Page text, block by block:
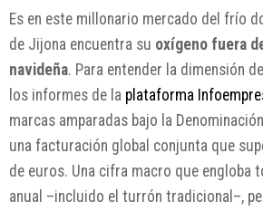
Es en este millonario mercado del frío
de Jijona encuentra su oxígeno fuera
navideña. Para entender la dimensión
los informes de la plataforma
marcas amparadas bajo la
una facturación global conjunta que
de euros. Una cifra macro que engloba
anual –incluido el turrón tradicional–,